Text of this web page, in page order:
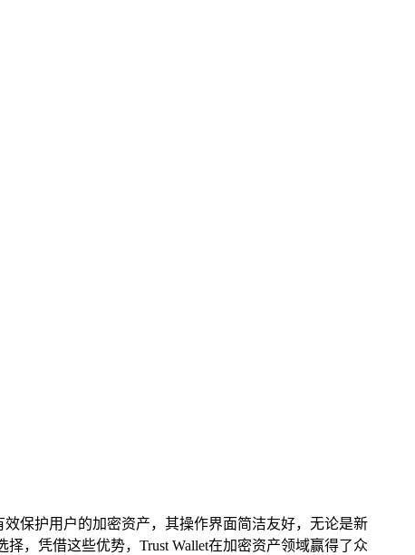
保护用户的加密资产，其操作界面简洁友好，无论是新
，凭借这些优势，Trust Wallet在加密资产领域赢得了众